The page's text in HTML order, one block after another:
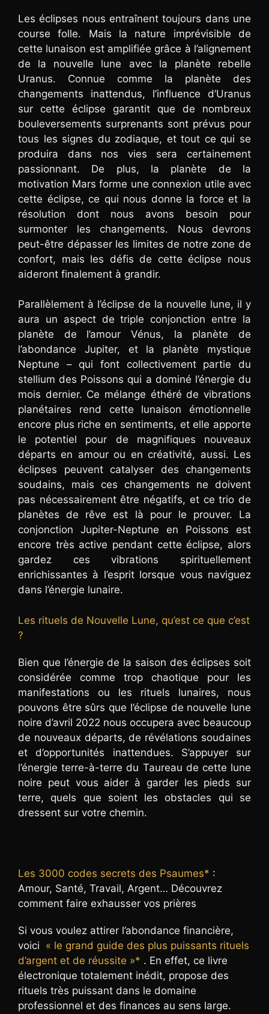
Les éclipses nous entraînent toujours dans une
course folle. Mais la nature imprévisible de
cette lunaison est amplifiée grâce à l’alignement
de la nouvelle lune avec la planète rebelle
Uranus. Connue comme la planète des
changements inattendus, l’influence d’Uranus
sur cette éclipse garantit que de nombreux
bouleversements surprenants sont prévus pour
tous les signes du zodiaque, et tout ce qui se
produira dans nos vies sera certainement
passionnant. De plus, la planète de la
motivation Mars forme une connexion utile avec
cette éclipse, ce qui nous donne la force et la
résolution dont nous avons besoin pour
surmonter les changements. Nous devrons
peut-être dépasser les limites de notre zone de
confort, mais les défis de cette éclipse nous
aideront finalement à grandir.
Parallèlement à l’éclipse de la nouvelle lune, il y
aura un aspect de triple conjonction entre la
planète de l’amour Vénus, la planète de
l’abondance Jupiter, et la planète mystique
Neptune – qui font collectivement partie du
stellium des Poissons qui a dominé l’énergie du
mois dernier. Ce mélange éthéré de vibrations
planétaires rend cette lunaison émotionnelle
encore plus riche en sentiments, et elle apporte
le potentiel pour de magnifiques nouveaux
départs en amour ou en créativité, aussi. Les
éclipses peuvent catalyser des changements
soudains, mais ces changements ne doivent
pas nécessairement être négatifs, et ce trio de
planètes de rêve est là pour le prouver. La
conjonction Jupiter-Neptune en Poissons est
encore très active pendant cette éclipse, alors
gardez ces vibrations spirituellement
enrichissantes à l’esprit lorsque vous naviguez
dans l’énergie lunaire.
Les rituels de Nouvelle Lune, qu’est ce que c’est
?
Bien que l’énergie de la saison des éclipses soit
considérée comme trop chaotique pour les
manifestations ou les rituels lunaires, nous
pouvons être sûrs que l’éclipse de nouvelle lune
noire d’avril 2022 nous occupera avec beaucoup
de nouveaux départs, de révélations soudaines
et d’opportunités inattendues. S’appuyer sur
l’énergie terre-à-terre du Taureau de cette lune
noire peut vous aider à garder les pieds sur
terre, quels que soient les obstacles qui se
dressent sur votre chemin.
Les 3000 codes secrets des Psaumes* :
Amour, Santé, Travail, Argent… Découvrez
comment faire exhausser vos prières
Si vous voulez attirer l’abondance financière,
voici « le grand guide des plus puissants rituels
d’argent et de réussite »* . En effet, ce livre
électronique totalement inédit, propose des
rituels très puissant dans le domaine
professionnel et des finances au sens large.